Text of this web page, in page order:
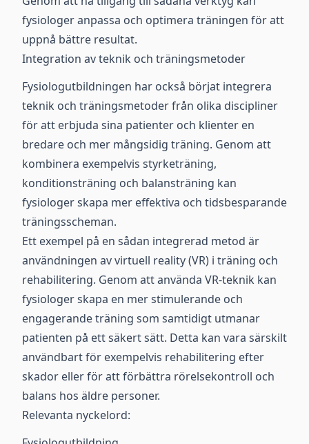
fysiologer anpassa och optimera träningen för att
uppnå bättre resultat.
Integration av teknik och träningsmetoder
Fysiologutbildningen har också börjat integrera
teknik och träningsmetoder från olika discipliner
för att erbjuda sina patienter och klienter en
bredare och mer mångsidig träning. Genom att
kombinera exempelvis styrketräning,
konditionsträning och balansträning kan
fysiologer skapa mer effektiva och tidsbesparande
träningsscheman.
Ett exempel på en sådan integrerad metod är
användningen av virtuell reality (VR) i träning och
rehabilitering. Genom att använda VR-teknik kan
fysiologer skapa en mer stimulerande och
engagerande träning som samtidigt utmanar
patienten på ett säkert sätt. Detta kan vara särskilt
användbart för exempelvis rehabilitering efter
skador eller för att förbättra rörelsekontroll och
balans hos äldre personer.
Relevanta nyckelord: